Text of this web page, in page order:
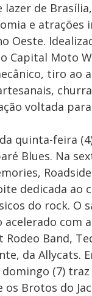
lazer de
e atrações
Oeste.
Capital Moto
tiro ao
voltada
quinta-feira
Blues. Na
dedicada ao
do rock. O
com
Rodeo Band,
da Allycats.
(7) traz
os Brotos do